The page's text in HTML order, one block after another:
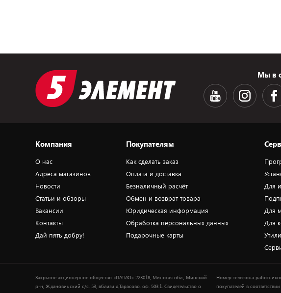
Мы в
Компания
О нас
Адреса магазинов
Новости
Статьи и обзоры
Вакансии
Контакты
Дай пять добру!
Покупателям
Как сделать заказ
Оплата и доставка
Безналичный расчёт
Обмен и возврат товара
Юридическая информация
Обработка персональных данных
Подарочные карты
Для
Для
Для
Закрытое акционерное общество «ПАТИО» 223018, Минская обл., Минский
р-н, Ждановичский с/с, 53, вблизи д.Тарасово, оф. 503.1. Свидетельство о
Номер телефона
покупателей в